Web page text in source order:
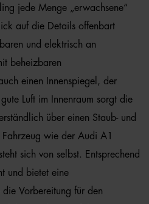
jede Menge „erwachsene“
auf die Details offenbart
und elektrisch an
beheizbaren
einen Innenspiegel, der
Luft im Innenraum sorgt die
über einen Staub- und
wie der Audi A1
sich von selbst. Entsprechend
und bietet eine
Vorbereitung für den